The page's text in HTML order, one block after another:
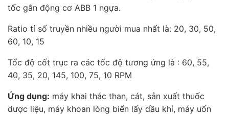
tốc gắn động cơ ABB 1 ngựa.
Ratio tỉ số truyền nhiều người mua nhất là: 20, 30, 50,
60, 10, 15
Tốc độ cốt trục ra các tốc độ tương ứng là : 60, 55,
40, 35, 20, 145, 100, 75, 10 RPM
Ứng dụng: máy khai thác than, cát, sản xuất thuốc
dược liệu, máy khoan lòng biển lấy dầu khí, máy uốn